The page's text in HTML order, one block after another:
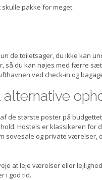
pakke for meget.
de toiletsager, du ikke kan
så du kan nøjes med færre sæt
ved check-in og
alternative
de største poster på
Hostels er klassikeren for
sovesale og private værelser,
at leje værelser eller
i god tid.